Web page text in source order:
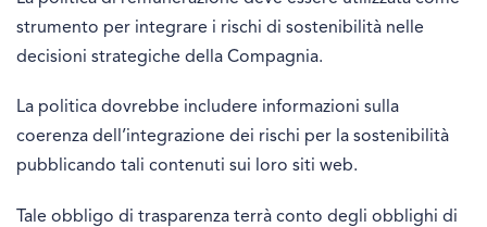
strumento per integrare i rischi di sostenibilità nelle
decisioni strategiche della Compagnia.
La politica dovrebbe includere informazioni sulla
coerenza dell’integrazione dei rischi per la sostenibilità
pubblicando tali contenuti sui loro siti web.
Tale obbligo di trasparenza terrà conto degli obblighi di